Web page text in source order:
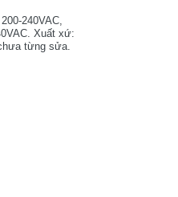
240VAC,
Xuất xứ:
từng sửa.